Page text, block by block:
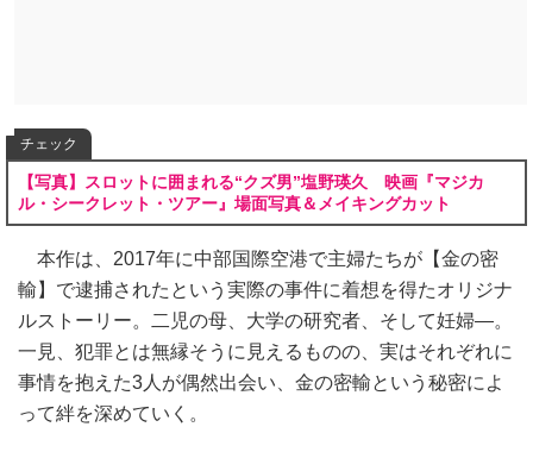
チェック
【写真】スロットに囲まれる“クズ男”塩野瑛久 映画『マジカ
ル・シークレット・ツアー』場面写真＆メイキングカット
本作は、2017年に中部国際空港で主婦たちが【金の密
輸】で逮捕されたという実際の事件に着想を得たオリジナ
ルストーリー。二児の母、大学の研究者、そして妊婦―。
一見、犯罪とは無縁そうに見えるものの、実はそれぞれに
事情を抱えた3人が偶然出会い、金の密輸という秘密によ
って絆を深めていく。